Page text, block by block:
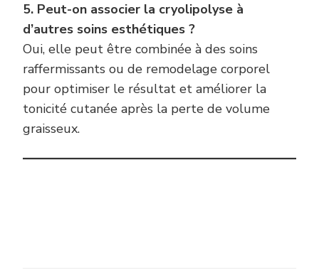
5. Peut-on associer la cryolipolyse à
d’autres soins esthétiques ?
Oui, elle peut être combinée à des soins
raffermissants ou de remodelage corporel
pour optimiser le résultat et améliorer la
tonicité cutanée après la perte de volume
graisseux.